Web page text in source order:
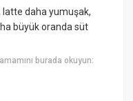
latte daha yumuşak,
büyük oranda süt
burada okuyun: